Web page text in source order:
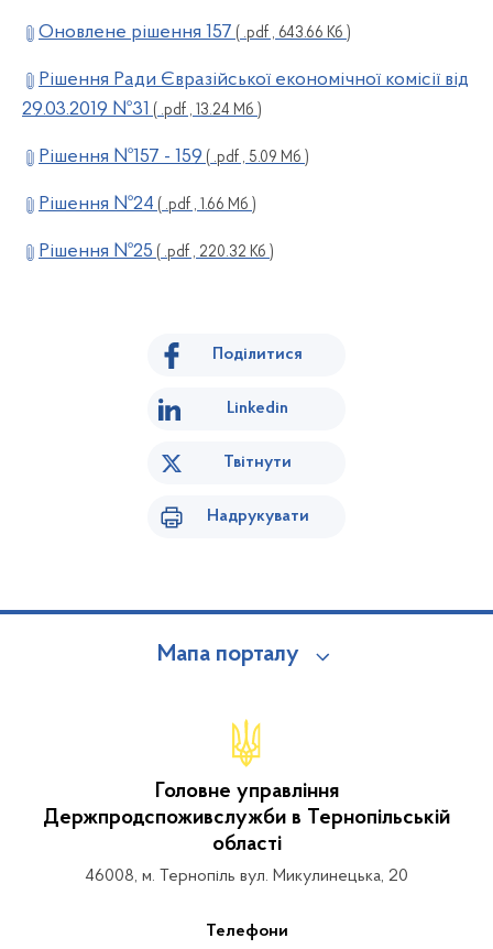
Оновлене рішення 157 ( .pdf , 643.66 Кб )
Рішення Ради Євразійської економічної комісії від
29.03.2019 №31 ( .pdf , 13.24 Мб )
Рішення №157 - 159 ( .pdf , 5.09 Мб )
Рішення №24 ( .pdf , 1.66 Мб )
Рішення №25 ( .pdf , 220.32 Кб )
Поділитися
Linkedin
Твітнути
Надрукувати
Мапа порталу
Головне управління
Держпродспоживслужби в Тернопільській
області
46008, м. Тернопіль вул. Микулинецька, 20
Телефони